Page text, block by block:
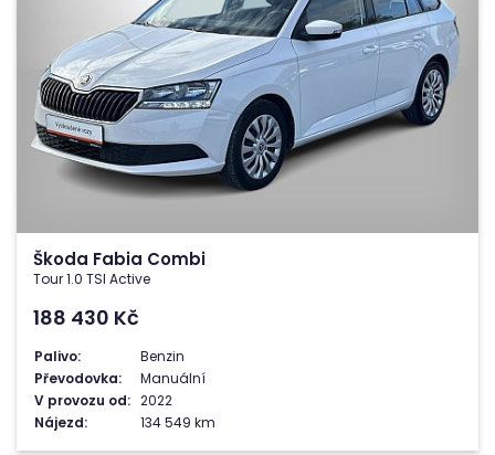
Škoda Fabia Combi
Tour 1.0 TSI Active
188 430 Kč
Palivo:
Benzin
Převodovka:
Manuální
V provozu od: 2022
Nájezd:
134 549 km